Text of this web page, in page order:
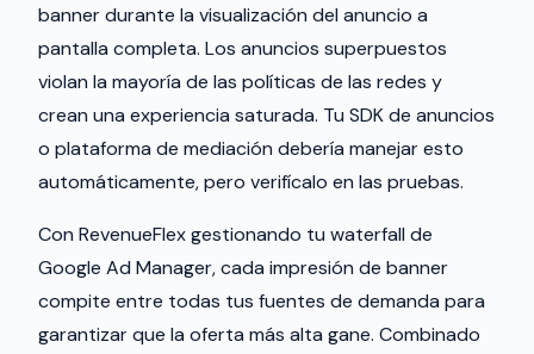
banner durante la visualización del anuncio a
pantalla completa. Los anuncios superpuestos
violan la mayoría de las políticas de las redes y
crean una experiencia saturada. Tu SDK de anuncios
o plataforma de mediación debería manejar esto
automáticamente, pero verifícalo en las pruebas.
Con RevenueFlex gestionando tu waterfall de
Google Ad Manager, cada impresión de banner
compite entre todas tus fuentes de demanda para
garantizar que la oferta más alta gane. Combinado